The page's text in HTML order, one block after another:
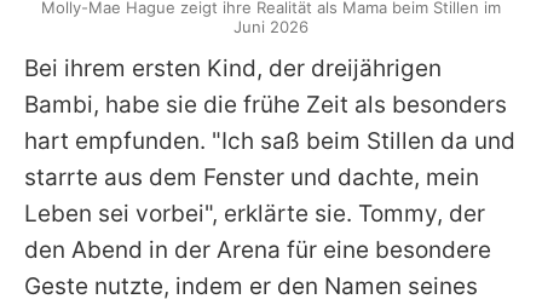
Bei ihrem ersten Kind, der dreijährigen
Bambi, habe sie die frühe Zeit als besonders
hart empfunden. "Ich saß beim Stillen da und
starrte aus dem Fenster und dachte, mein
Leben sei vorbei", erklärte sie. Tommy, der
den Abend in der Arena für eine besondere
Geste nutzte, indem er den Namen seines
Molly-Mae Hague zeigt ihre Realität als Mama beim Stillen im
Juni 2026